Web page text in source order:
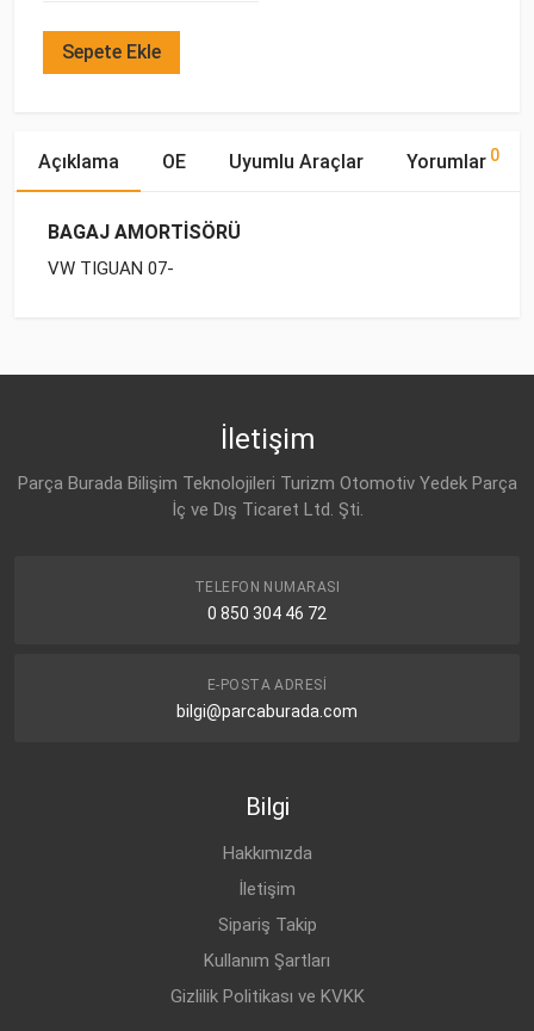
Sepete Ekle
Açıklama OE Uyumlu Araçlar Yorumlar 0
BAGAJ AMORTİSÖRÜ
VW TIGUAN 07-
VW
İletişim
Parça Burada Bilişim Teknolojileri Turizm Otomotiv Yedek Parça
İç ve Dış Ticaret Ltd. Şti.
TELEFON NUMARASI
0 850 304 46 72
E-POSTA ADRESI
bilgi@parcaburada.com
Bilgi
Hakkımızda
İletişim
Sipariş Takip
Kullanım Şartları
Gizlilik Politikası ve KVKK